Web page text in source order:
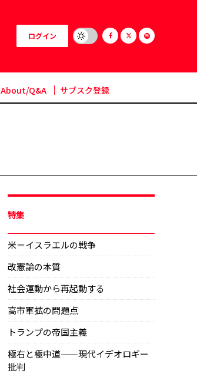
ログイン
About/Q&A サブスク登録
特集
米＝イスラエルの戦争
改憲論の本質
社会運動から再起動する
高市軍拡の問題点
トランプの帝国主義
極右と極中道——現代イデオロギー
批判